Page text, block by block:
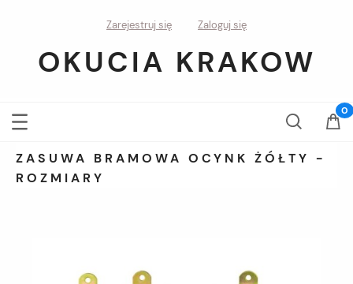
Zarejestruj się Zaloguj się
OKUCIA KRAKOW
ZASUWA BRAMOWA OCYNK ŻÓŁTY -
ROZMIARY